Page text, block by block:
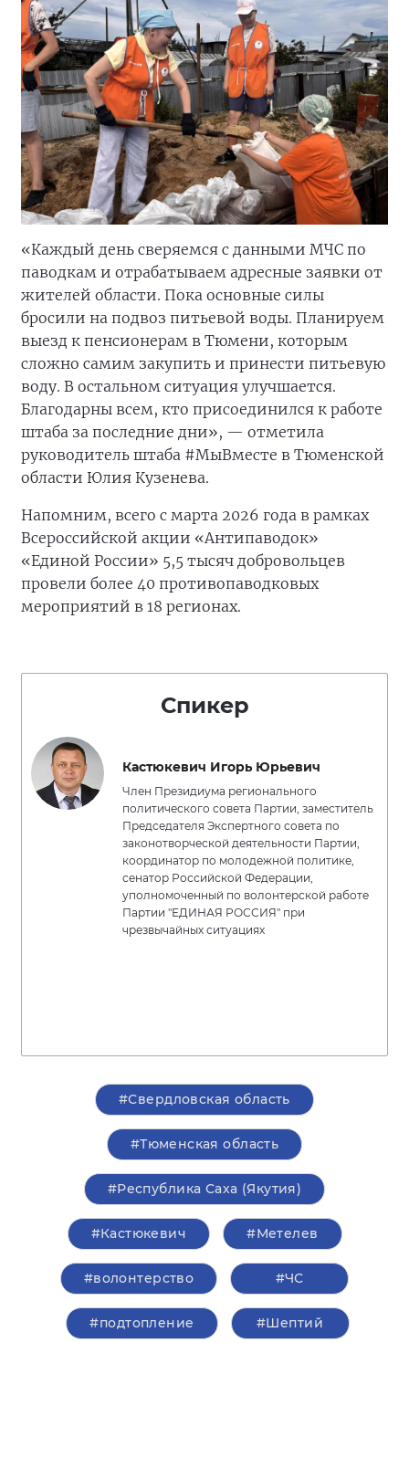
«Каждый день сверяемся с данными МЧС по
паводкам и отрабатываем адресные заявки от
жителей области. Пока основные силы
бросили на подвоз питьевой воды. Планируем
выезд к пенсионерам в Тюмени, которым
сложно самим закупить и принести питьевую
воду. В остальном ситуация улучшается.
Благодарны всем, кто присоединился к работе
штаба за последние дни», — отметила
руководитель штаба #МыВместе в Тюменской
области Юлия Кузенева.
Напомним, всего с марта 2026 года в рамках
Всероссийской акции «Антипаводок»
«Единой России» 5,5 тысяч добровольцев
провели более 40 противопаводковых
мероприятий в 18 регионах.
Спикер
Кастюкевич Игорь Юрьевич
Член Президиума регионального
политического совета Партии, заместитель
Председателя Экспертного совета по
законотворческой деятельности Партии,
координатор по молодежной политике,
сенатор Российской Федерации,
уполномоченный по волонтерской работе
Партии "ЕДИНАЯ РОССИЯ" при
чрезвычайных ситуациях
#Свердловская область
#Тюменская область
#Республика Саха (Якутия)
#Кастюкевич #Метелев
#волонтерство #ЧС
#подтопление #Шептий